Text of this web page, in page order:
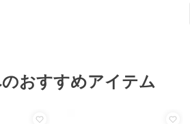
おすすめアイテム